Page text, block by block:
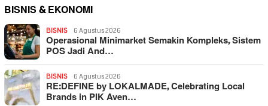
BISNIS & EKONOMI
BISNIS 6 Agustus 2026
Operasional Minimarket Semakin Kompleks, Sistem
POS Jadi And…
BISNIS 6 Agustus 2026
RE:DEFINE by LOKALMADE, Celebrating Local
Brands in PIK Aven…